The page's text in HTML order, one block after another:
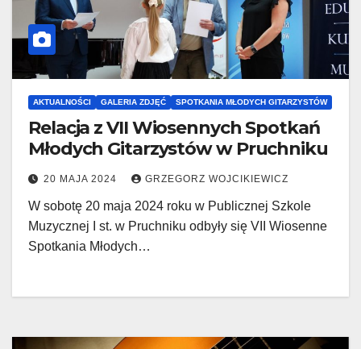
AKTUALNOŚCI GALERIA ZDJĘĆ SPOTKANIA MŁODYCH GITARZYSTÓW
Relacja z VII Wiosennych Spotkań
Młodych Gitarzystów w Pruchniku
20 MAJA 2024 GRZEGORZ WOJCIKIEWICZ
W sobotę 20 maja 2024 roku w Publicznej Szkole
Muzycznej I st. w Pruchniku odbyły się VII Wiosenne
Spotkania Młodych…